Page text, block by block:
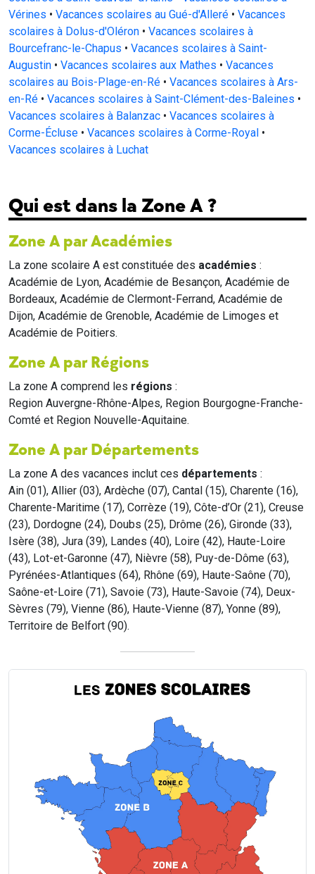
Vérines • Vacances scolaires au Gué-d'Alleré • Vacances
scolaires à Dolus-d'Oléron • Vacances scolaires à
Bourcefranc-le-Chapus • Vacances scolaires à Saint-
Augustin • Vacances scolaires aux Mathes • Vacances
scolaires au Bois-Plage-en-Ré • Vacances scolaires à Ars-
en-Ré • Vacances scolaires à Saint-Clément-des-Baleines •
Vacances scolaires à Balanzac • Vacances scolaires à
Corme-Écluse • Vacances scolaires à Corme-Royal •
Vacances scolaires à Luchat
Qui est dans la Zone A ?
Zone A par Académies
La zone scolaire A est constituée des académies :
Académie de Lyon, Académie de Besançon, Académie de
Bordeaux, Académie de Clermont-Ferrand, Académie de
Dijon, Académie de Grenoble, Académie de Limoges et
Académie de Poitiers.
Zone A par Régions
La zone A comprend les régions :
Region Auvergne-Rhône-Alpes, Region Bourgogne-Franche-
Comté et Region Nouvelle-Aquitaine.
Zone A par Départements
La zone A des vacances inclut ces départements :
Ain (01), Allier (03), Ardèche (07), Cantal (15), Charente (16),
Charente-Maritime (17), Corrèze (19), Côte-d’Or (21), Creuse
(23), Dordogne (24), Doubs (25), Drôme (26), Gironde (33),
Isère (38), Jura (39), Landes (40), Loire (42), Haute-Loire
(43), Lot-et-Garonne (47), Nièvre (58), Puy-de-Dôme (63),
Pyrénées-Atlantiques (64), Rhône (69), Haute-Saône (70),
Saône-et-Loire (71), Savoie (73), Haute-Savoie (74), Deux-
Sèvres (79), Vienne (86), Haute-Vienne (87), Yonne (89),
Territoire de Belfort (90).